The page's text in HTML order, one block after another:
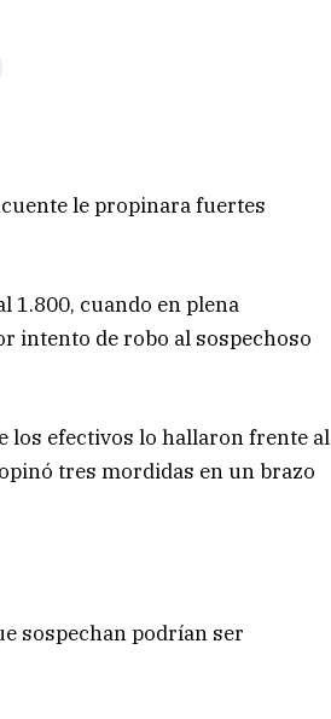
le propinara fuertes
1.800, cuando en plena
intento de robo al sospechoso
los efectivos lo hallaron frente al
tres mordidas en un brazo
sospechan podrían ser